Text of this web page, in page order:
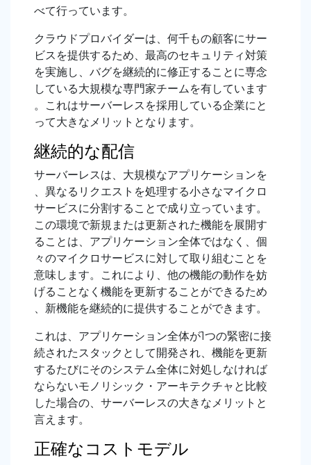
べて行っています。
クラウドプロバイダーは、何千もの顧客にサー
ビスを提供するため、最高のセキュリティ対策
を実施し、バグを継続的に修正することに専念
している大規模な専門家チームを有しています
。これはサーバーレスを採用している企業にと
って大きなメリットとなります。
継続的な配信
サーバーレスは、大規模なアプリケーションを
、異なるリクエストを処理する小さなマイクロ
サービスに分割することで成り立っています。
この環境で新規または更新された機能を展開す
ることは、アプリケーション全体ではなく、個
々のマイクロサービスに対して取り組むことを
意味します。これにより、他の機能の動作を妨
げることなく機能を更新することができるため
、新機能を継続的に提供することができます。
これは、アプリケーション全体が1つの緊密に接
続されたスタックとして開発され、機能を更新
するたびにそのシステム全体に対処しなければ
ならないモノリシック・アーキテクチャと比較
した場合の、サーバーレスの大きなメリットと
言えます。
正確なコストモデル